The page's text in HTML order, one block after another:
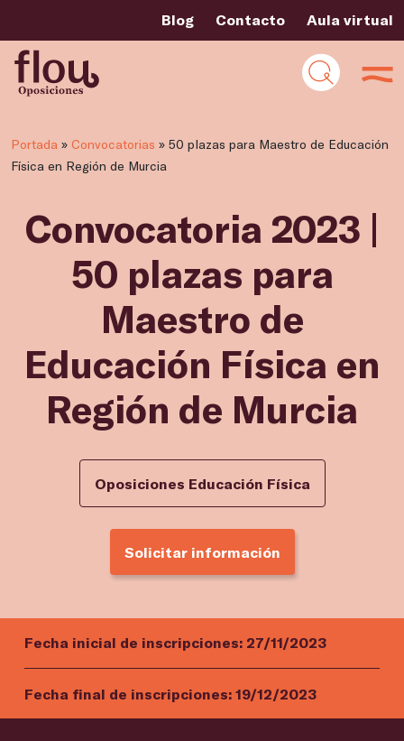
Blog Contacto Aula virtual
Portada » Convocatorias » 50 plazas para Maestro de Educación
Física en Región de Murcia
Convocatoria 2023 |
50 plazas para
Maestro de
Educación Física en
Región de Murcia
Oposiciones Educación Física
Solicitar información
Fecha inicial de inscripciones: 27/11/2023
Fecha final de inscripciones: 19/12/2023